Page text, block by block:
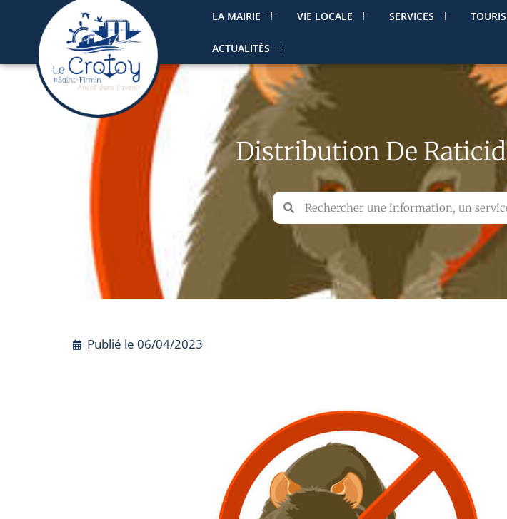
LA MAIRIE VIE LOCALE SERVICES
ACTUALITÉS
Distribution De
Publié le 06/04/2023